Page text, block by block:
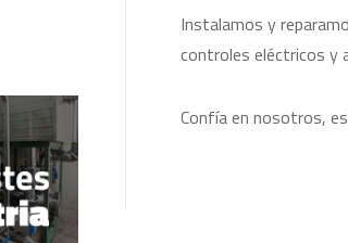
Instalamos y
controles eléctricos y
Confía en nosotros,